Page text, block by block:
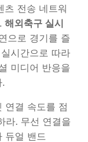
전송 네트워
해외축구 실시
으로 경기를 즐
시간으로 따라
미디어 반응을
연결 속도를 점
라. 무선 연결을
듀얼 밴드